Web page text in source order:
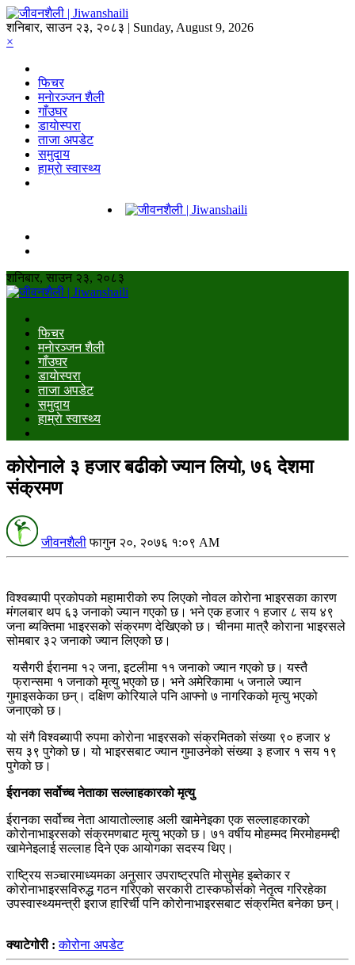
शनिबार, साउन २३, २०८३ | Sunday, August 9, 2026
×
फिचर
मनाेरञ्जन शैली
गाँउघर
डायाेस्परा
ताजा अपडेट
समुदाय
हाम्राे स्वास्थ्य
शनिबार, साउन २३, २०८३
फिचर
मनाेरञ्जन शैली
गाँउघर
डायाेस्परा
ताजा अपडेट
समुदाय
हाम्राे स्वास्थ्य
कोरोनाले ३ हजार बढीको ज्यान लियो, ७६ देशमा
संक्रमण
जीवनशैली फागुन २०, २०७६ १:०९ AM
विश्वब्यापी प्रकोपको महामारीको रुप लिएको नोवल कोरोना भाइरसका कारण
मंगलबार थप ६३ जनाको ज्यान गएको छ। भने एक हजार १ हजार ८ सय ४९
जना ब्यक्तिमा भाइरसको संक्रमण देखिएको छ। चीनमा मात्रै कोराना भाइरसले
सोमबार ३२ जनाको ज्यान लिएको छ।
यसैगरी ईरानमा १२ जना, इटलीमा ११ जनाको ज्यान गएको छ। यस्तै
फ्रान्समा १ जनाको मृत्यु भएको छ। भने अमेरिकामा ५ जनाले ज्यान
गुमाइसकेका छन्। दक्षिण कोरियाले पनि आफ्नो ७ नागरिकको मृत्यु भएको
जनाएको छ।
यो संगै विश्वब्यापी रुपमा कोरोना भाइरसको संक्रमितको संख्या ९० हजार ४
सय ३९ पुगेको छ। यो भाइरसबाट ज्यान गुमाउनेको संख्या ३ हजार १ सय १९
पुगेको छ।
ईरानका सर्वोच्च नेताका सल्लाहकारको मृत्यु
ईरानका सर्वोच्च नेता आयातोल्लाह अली खामेनेइका एक सल्लाहकारको
कोरोनाभाइरसको संक्रमणबाट मृत्यु भएको छ। ७१ वर्षीय मोहम्मद मिरमोहमम्द्दी
खामेनेइलाई सल्लाह दिने एक आयोगका सदस्य थिए।
राष्ट्रिय सञ्चारमाध्यमका अनुसार उपराष्ट्रपति मोसुमेह इब्तेकार र
कोरोनाभाइरसविरुद्ध गठन गरिएको सरकारी टास्कफोर्सको नेतृत्व गरिरहेका
उपस्वास्थ्यमन्त्री इराज हारिर्ची पनि कोरोनाभाइरसबाट संक्रमित बनेका छन्।
क्याटेगोरी :कोरोना अपडेट